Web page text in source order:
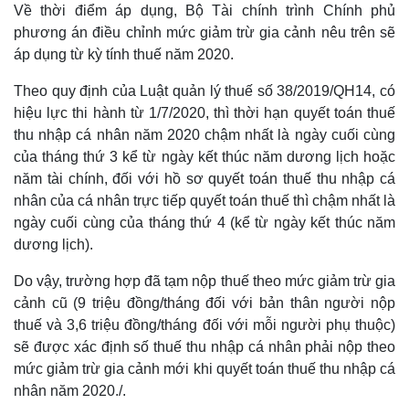
Infographic
Về thời điểm áp dụng, Bộ Tài chính trình Chính phủ
phương án điều chỉnh mức giảm trừ gia cảnh nêu trên sẽ
áp dụng từ kỳ tính thuế năm 2020.
Theo quy định của Luật quản lý thuế số 38/2019/QH14, có
hiệu lực thi hành từ 1/7/2020, thì thời hạn quyết toán thuế
thu nhập cá nhân năm 2020 chậm nhất là ngày cuối cùng
của tháng thứ 3 kể từ ngày kết thúc năm dương lịch hoặc
năm tài chính, đối với hồ sơ quyết toán thuế thu nhập cá
nhân của cá nhân trực tiếp quyết toán thuế thì chậm nhất là
ngày cuối cùng của tháng thứ 4 (kể từ ngày kết thúc năm
dương lịch).
Do vậy, trường hợp đã tạm nộp thuế theo mức giảm trừ gia
cảnh cũ (9 triệu đồng/tháng đối với bản thân người nộp
thuế và 3,6 triệu đồng/tháng đối với mỗi người phụ thuộc)
sẽ được xác định số thuế thu nhập cá nhân phải nộp theo
mức giảm trừ gia cảnh mới khi quyết toán thuế thu nhập cá
nhân năm 2020./.